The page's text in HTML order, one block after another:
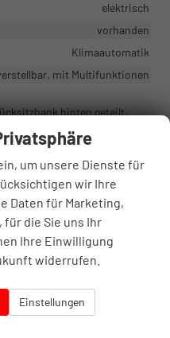
elektrisch
vorhanden
Klimaautomatik
mit Multifunktionen
hinten geteilt,
Höhenverstellbarer Fahrersitz
Digitalradio DAB, Android
vorhanden
Navigation per Audio
um unsere Dienste für
wir Ihre
Daten für Marketing,
die Sie uns Ihr
Ihre Einwilligung
widerrufen.
Einstellungen